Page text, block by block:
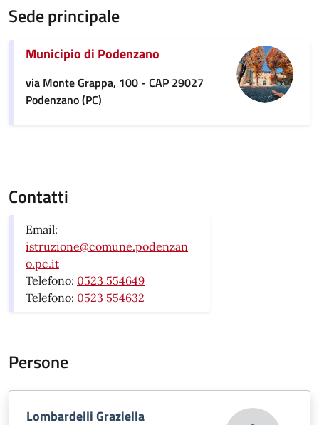
Sede principale
Municipio di Podenzano
via Monte Grappa, 100 - CAP 29027
Podenzano (PC)
Contatti
Email:
istruzione@comune.podenzan
o.pc.it
Telefono: 0523 554649
Telefono: 0523 554632
Persone
Lombardelli Graziella